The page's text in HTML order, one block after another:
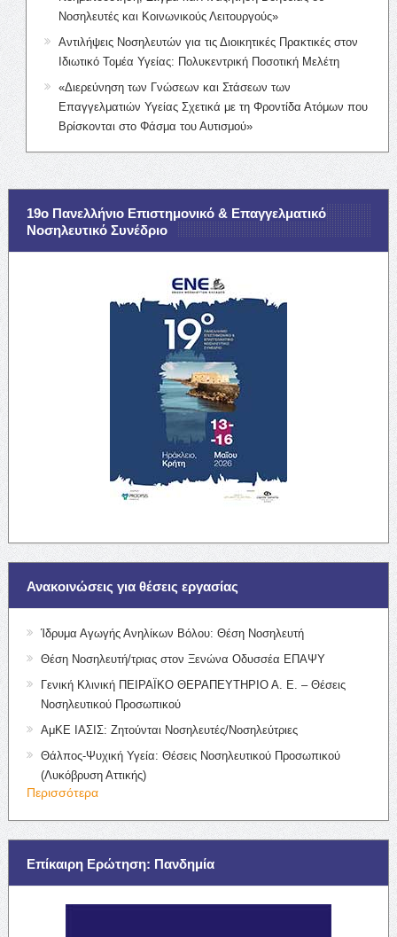
Νοσηλευτές και Κοινωνικούς Λειτουργούς»
Αντιλήψεις Νοσηλευτών για τις Διοικητικές Πρακτικές στον
Ιδιωτικό Τομέα Υγείας: Πολυκεντρική Ποσοτική Μελέτη
«Διερεύνηση των Γνώσεων και Στάσεων των
Επαγγελματιών Υγείας Σχετικά με τη Φροντίδα Ατόμων που
Βρίσκονται στο Φάσμα του Αυτισμού»
19ο Πανελλήνιο Επιστημονικό & Επαγγελματικό
Νοσηλευτικό Συνέδριο
Ανακοινώσεις για θέσεις εργασίας
Ίδρυμα Αγωγής Ανηλίκων Βόλου: Θέση Νοσηλευτή
Θέση Νοσηλευτή/τριας στον Ξενώνα Οδυσσέα ΕΠΑΨΥ
Γενική Κλινική ΠΕΙΡΑΪΚΟ ΘΕΡΑΠΕΥΤΗΡΙΟ Α. Ε. – Θέσεις
Νοσηλευτικού Προσωπικού
ΑμΚΕ ΙΑΣΙΣ: Ζητούνται Νοσηλευτές/Νοσηλεύτριες
Θάλπος-Ψυχική Υγεία: Θέσεις Νοσηλευτικού Προσωπικού
(Λυκόβρυση Αττικής)
Περισσότερα
Επίκαιρη Ερώτηση: Πανδημία